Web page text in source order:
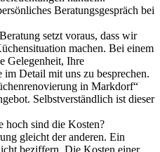
Beratungsgespräch bei
setzt voraus, dass wir
machen. Bei einem
Gelegenheit, Ihre
Detail mit uns zu besprechen.
in Markdorf“
Selbstverständlich ist dieser
hoch sind die Kosten?
gleicht der anderen. Ein
beziffern. Die Kosten einer